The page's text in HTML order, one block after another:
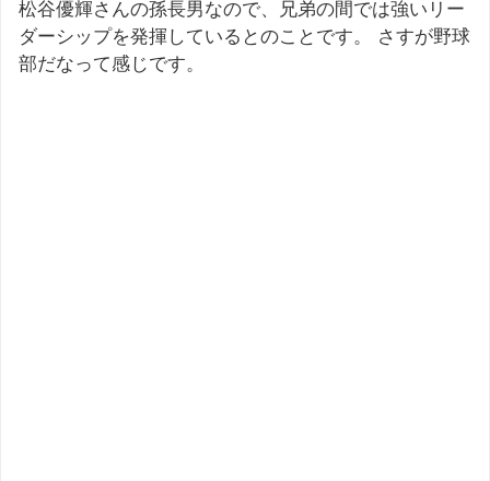
松谷優輝さんの孫長男なので、兄弟の間では強いリー
ダーシップを発揮しているとのことです。 さすが野球
部だなって感じです。